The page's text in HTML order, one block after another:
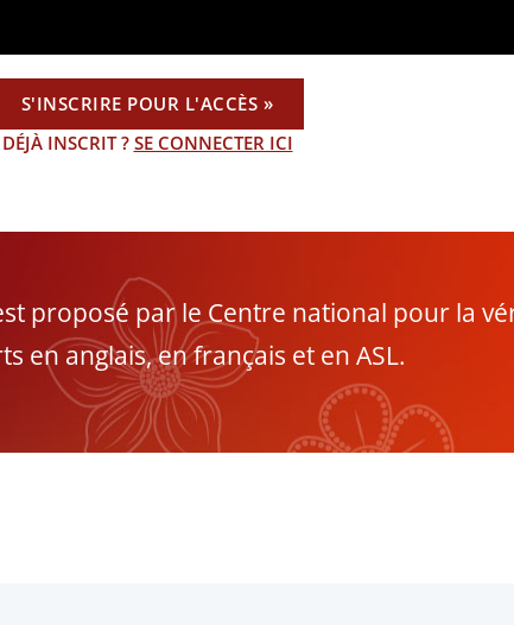
S'INSCRIRE POUR L'ACCÈS »
DÉJÀ INSCRIT ? SE CONNECTER ICI
proposé par le Centre national pour la
en anglais, en français et en ASL.